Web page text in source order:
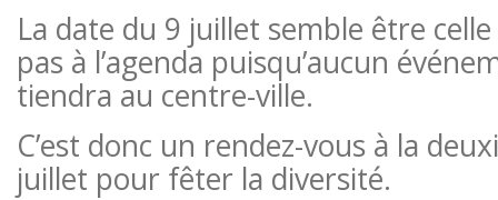
La date du 9 juillet semble être
pas à l’agenda puisqu’aucun
tiendra au centre-ville.
C’est donc un rendez-vous à la
juillet pour fêter la diversité.